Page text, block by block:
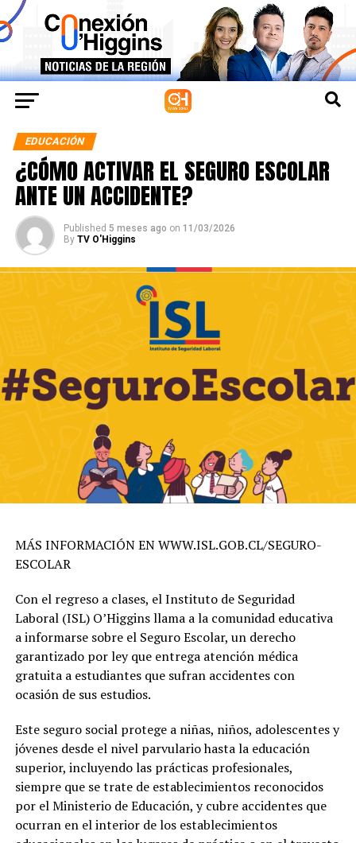
EDUCACIÓN
¿CÓMO ACTIVAR EL SEGURO ESCOLAR
ANTE UN ACCIDENTE?
Published 5 meses ago on 11/03/2026
By TV O'Higgins
MÁS INFORMACIÓN EN WWW.ISL.GOB.CL/SEGURO-
ESCOLAR
Con el regreso a clases, el Instituto de Seguridad
Laboral (ISL) O’Higgins llama a la comunidad educativa
a informarse sobre el Seguro Escolar, un derecho
garantizado por ley que entrega atención médica
gratuita a estudiantes que sufran accidentes con
ocasión de sus estudios.
Este seguro social protege a niñas, niños, adolescentes y
jóvenes desde el nivel parvulario hasta la educación
superior, incluyendo las prácticas profesionales,
siempre que se trate de establecimientos reconocidos
por el Ministerio de Educación, y cubre accidentes que
ocurran en el interior de los establecimientos